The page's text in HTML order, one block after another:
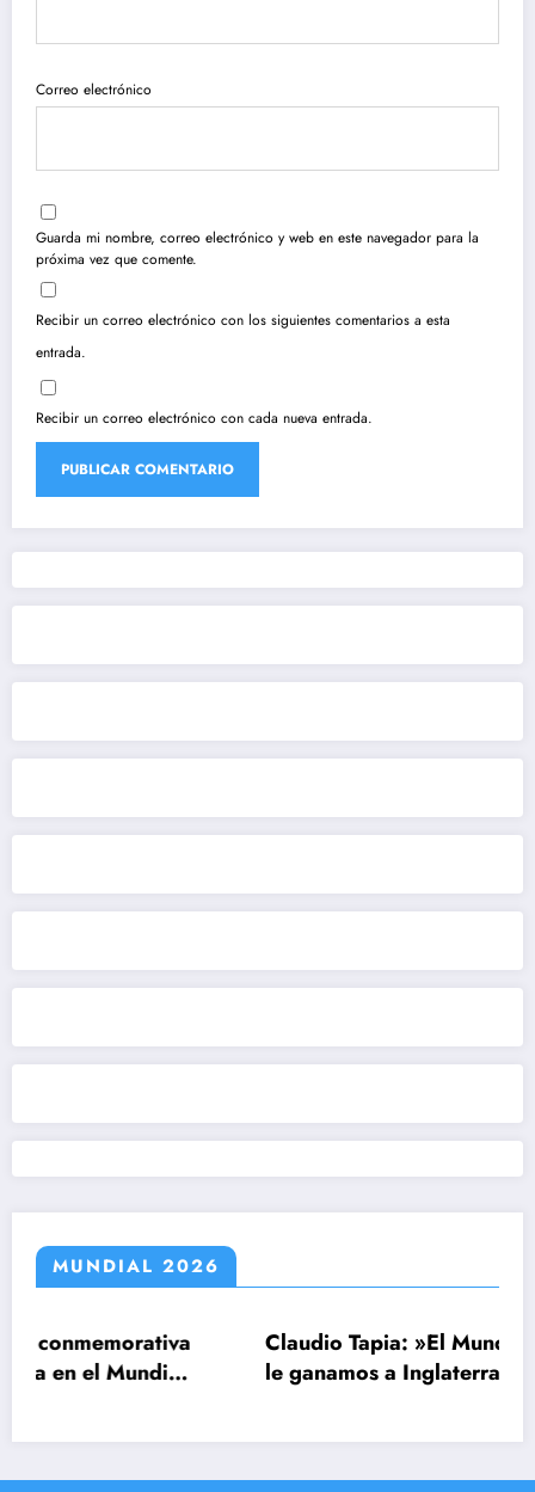
Correo electrónico
Guarda mi nombre, correo electrónico y web en este navegador para la
próxima vez que comente.
Recibir un correo electrónico con los siguientes comentarios a esta
entrada.
Recibir un correo electrónico con cada nueva entrada.
MUNDIAL 2026
Claudio Tapia: »El Mundial se ganó
le ganamos a Inglaterra»